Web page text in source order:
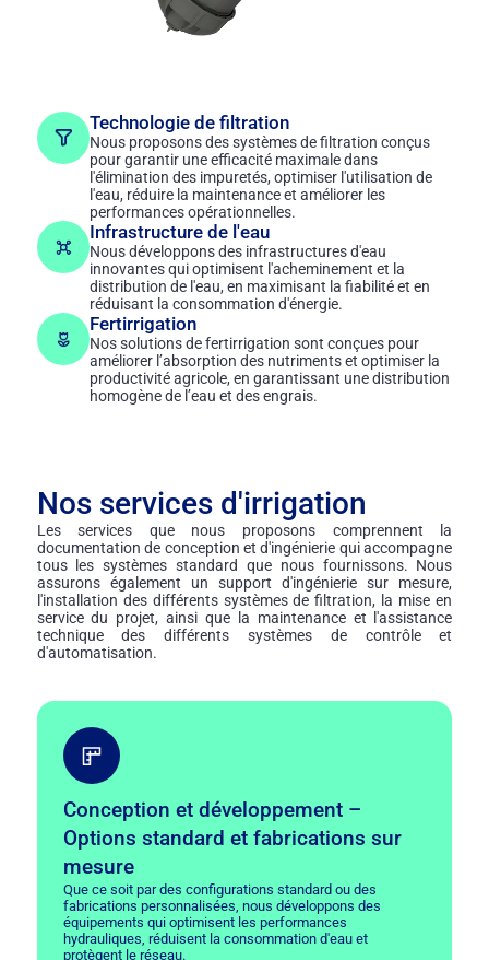
Technologie de filtration
Nous proposons des systèmes de filtration conçus
pour garantir une efficacité maximale dans
l'élimination des impuretés, optimiser l'utilisation de
l'eau, réduire la maintenance et améliorer les
performances opérationnelles.
Infrastructure de l'eau
Nous développons des infrastructures d'eau
innovantes qui optimisent l'acheminement et la
distribution de l'eau, en maximisant la fiabilité et en
réduisant la consommation d'énergie.
Fertirrigation
Nos solutions de fertirrigation sont conçues pour
améliorer l’absorption des nutriments et optimiser la
productivité agricole, en garantissant une distribution
homogène de l’eau et des engrais.
Nos services d'irrigation
Les services que nous proposons comprennent la
documentation de conception et d'ingénierie qui accompagne
tous les systèmes standard que nous fournissons. Nous
assurons également un support d'ingénierie sur mesure,
l'installation des différents systèmes de filtration, la mise en
service du projet, ainsi que la maintenance et l'assistance
technique des différents systèmes de contrôle et
d'automatisation.
Conception et développement –
Options standard et fabrications sur
mesure
Que ce soit par des configurations standard ou des
fabrications personnalisées, nous développons des
équipements qui optimisent les performances
hydrauliques, réduisent la consommation d'eau et
protègent le réseau.